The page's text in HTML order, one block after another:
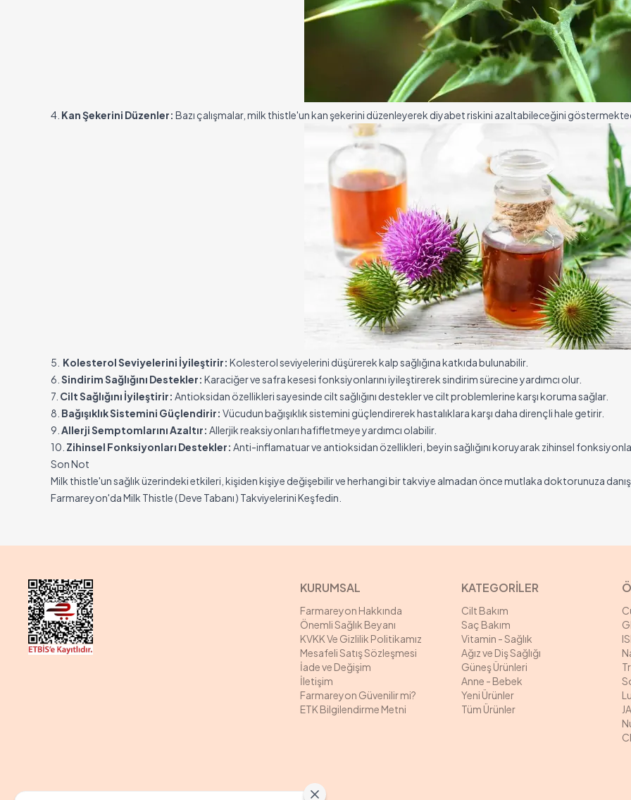
4. Kan Şekerini Düzenler: Bazı çalışmalar, milk thistle'un kan şekerini düzenleyerek diyabet riskini azaltabileceğini
5. Kolesterol Seviyelerini İyileştirir: Kolesterol seviyelerini düşürerek kalp sağlığına katkıda bulunabilir.
6. Sindirim Sağlığını Destekler: Karaciğer ve safra kesesi fonksiyonlarını iyileştirerek sindirim sürecine yardımcı olur.
7. Cilt Sağlığını İyileştirir: Antioksidan özellikleri sayesinde cilt sağlığını destekler ve cilt problemlerine karşı koruma sağlar.
8. Bağışıklık Sistemini Güçlendirir: Vücudun bağışıklık sistemini güçlendirerek hastalıklara karşı daha dirençli hale getirir.
9. Allerji Semptomlarını Azaltır: Allerjik reaksiyonları hafifletmeye yardımcı olabilir.
10. Zihinsel Fonksiyonları Destekler: Anti-inflamatuar ve antioksidan özellikleri, beyin sağlığını koruyarak zihinsel
Son Not
Milk thistle'un sağlık üzerindeki etkileri, kişiden kişiye değişebilir ve herhangi bir takviye almadan önce mutlaka doktorunuza
Farmareyon'daMilk Thistle ( Deve Tabanı ) Takviyelerini Keşfedin.
KURUMSAL
Farmareyon Hakkında
Önemli Sağlık Beyanı
KVKK Ve Gizlilik Politikamız
Mesafeli Satış Sözleşmesi
İade ve Değişim
İletişim
Farmareyon Güvenilir mi?
ETK Bilgilendirme Metni
KATEGORİLER
Cilt Bakım
Saç Bakım
Vitamin - Sağlık
Ağız ve Diş Sağlığı
Güneş Ürünleri
Anne - Bebek
Yeni Ürünler
Tüm Ürünler